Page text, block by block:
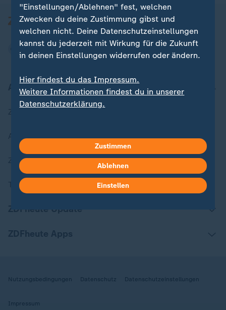
Aktuell bei ZDFheute
Aktuelle Sendungs-Videos
ZDFheute Stories
Themen im Überblick
ZDFheute Update
Nutzungsbedingungen Datenschutz Datenschutzeinstellungen
Impressum
"Einstellungen/Ablehnen" fest, welchen
Zwecken du deine Zustimmung gibst und
welchen nicht. Deine Datenschutzeinstellungen
kannst du jederzeit mit Wirkung für die Zukunft
in deinen Einstellungen widerrufen oder ändern.
Hier findest du das Impressum.
Weitere Informationen findest du in unserer
Datenschutzerklärung.
Zustimmen
Ablehnen
Einstellen